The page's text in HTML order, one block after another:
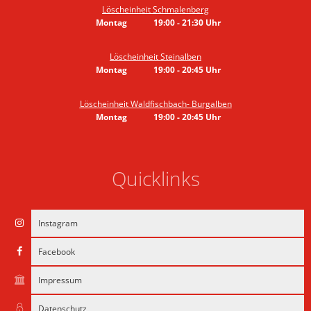
Löscheinheit Schmalenberg
Montag
19:00-21:30Uhr
Löscheinheit Steinalben
Montag
19:00-20:45Uhr
Löscheinheit Waldfischbach- Burgalben
Montag
19:00-20:45Uhr
Quicklinks
Instagram
Facebook
Impressum
Datenschutz